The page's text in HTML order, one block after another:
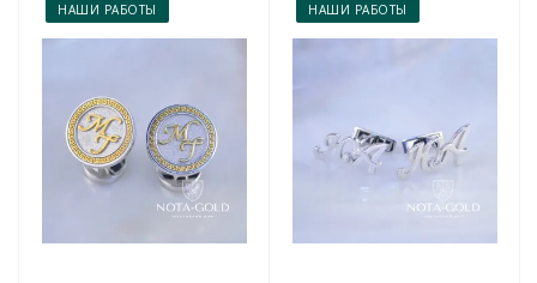
НАШИ РАБОТЫ
НАШИ РАБОТЫ